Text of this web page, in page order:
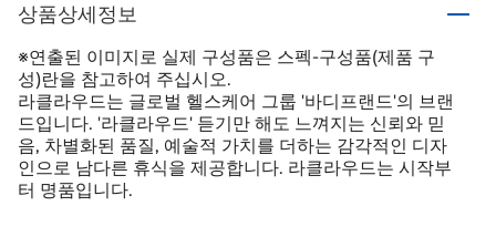
상품상세정보
※연출된 이미지로 실제 구성품은 스펙-구성품(제품 구
성)란을 참고하여 주십시오.
라클라우드는 글로벌 헬스케어 그룹 '바디프랜드'의 브랜
드입니다. '라클라우드' 듣기만 해도 느껴지는 신뢰와 믿
음, 차별화된 품질, 예술적 가치를 더하는 감각적인 디자
인으로 남다른 휴식을 제공합니다. 라클라우드는 시작부
터 명품입니다.